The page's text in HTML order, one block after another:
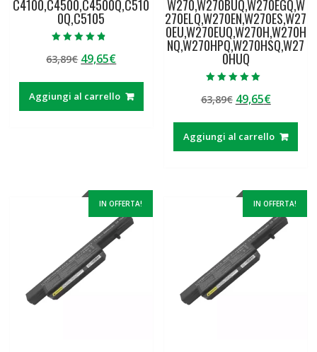
C4100,C4500,C4500Q,C510
0Q,C5105
4.50
su 5
63,89€ Il
originale
era:
49,65€Il
attuale
è:
Aggiungi al carrello
W270,W270BUQ,W270EGQ,W
270ELQ,W270EN,W270ES,W27
0EU,W270EUQ,W270H,W270H
NQ,W270HPQ,W270HSQ,W27
0HUQ
5.00
su 5
63,89€ Il
originale
era:
49,65€Il
attuale
è:
Aggiungi al carrello
IN OFFERTA! IN OFFERTA!